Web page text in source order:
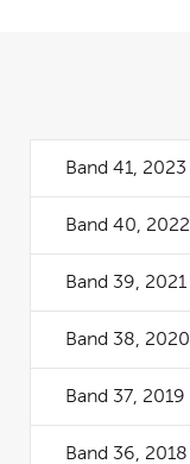
Band 41, 2023
Band 40, 2022
Band 39, 2021
Band 38, 2020
Band 37, 2019
Band 36, 2018